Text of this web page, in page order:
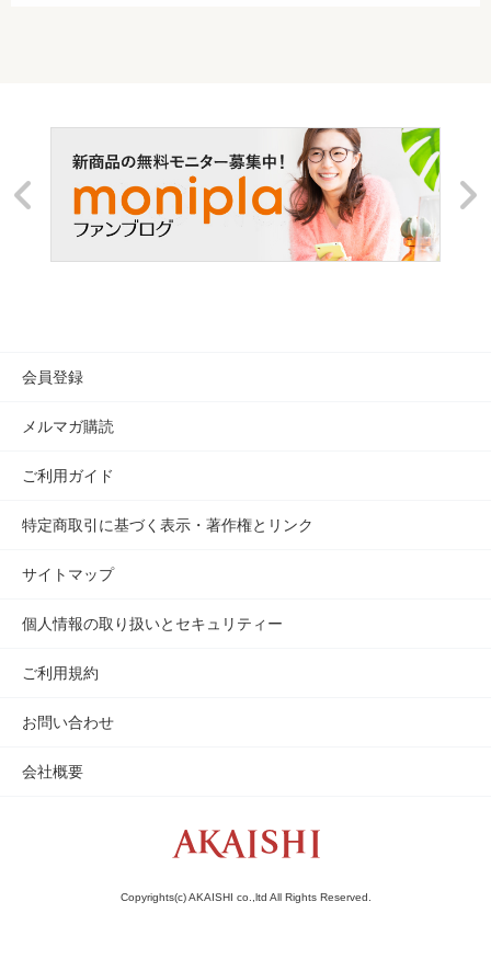
会員登録
メルマガ購読
ご利用ガイド
特定商取引に基づく表示・著作権とリンク
サイトマップ
個人情報の取り扱いとセキュリティー
ご利用規約
お問い合わせ
会社概要
Copyrights(c) AKAISHI co.,ltd All Rights Reserved.